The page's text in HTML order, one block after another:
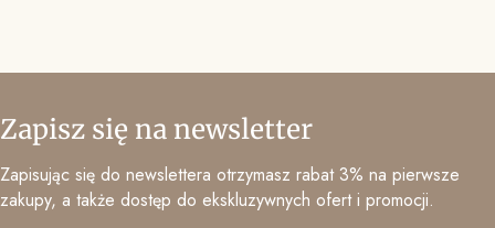
Zapisz się na newsletter
Zapisując się do newslettera otrzymasz rabat 3% na pierwsze
zakupy, a także dostęp do ekskluzywnych ofert i promocji.